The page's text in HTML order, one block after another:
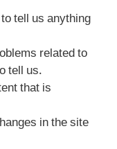
tell us anything
related to
tell us.
that is
in the site